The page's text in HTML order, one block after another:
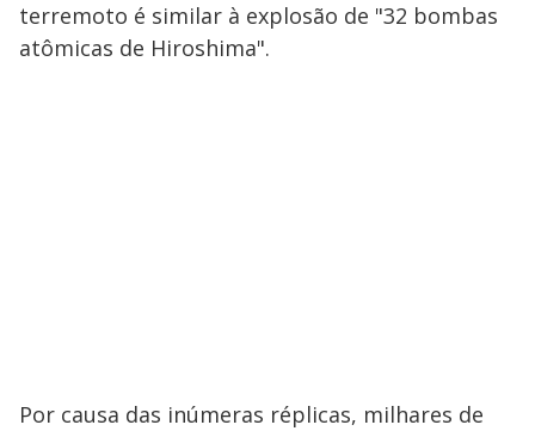
terremoto é similar à explosão de "32 bombas
atômicas de Hiroshima".
Por causa das inúmeras réplicas, milhares de